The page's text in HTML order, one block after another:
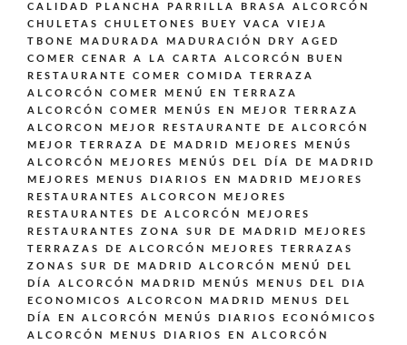
CALIDAD PLANCHA PARRILLA BRASA ALCORCÓN
CHULETAS CHULETONES BUEY VACA VIEJA
TBONE MADURADA MADURACIÓN DRY AGED
COMER CENAR A LA CARTA ALCORCÓN BUEN
RESTAURANTE
COMER COMIDA TERRAZA
ALCORCÓN
COMER MENÚ EN TERRAZA
ALCORCÓN
COMER MENÚS EN MEJOR TERRAZA
ALCORCON
MEJOR RESTAURANTE DE ALCORCÓN
MEJOR TERRAZA DE MADRID
MEJORES MENÚS
ALCORCÓN
MEJORES MENÚS DEL DÍA DE MADRID
MEJORES MENUS DIARIOS EN MADRID
MEJORES
RESTAURANTES ALCORCON
MEJORES
RESTAURANTES DE ALCORCÓN
MEJORES
RESTAURANTES ZONA SUR DE MADRID
MEJORES
TERRAZAS DE ALCORCÓN
MEJORES TERRAZAS
ZONAS SUR DE MADRID ALCORCÓN
MENÚ DEL
DÍA ALCORCÓN MADRID
MENÚS
MENUS DEL DIA
ECONOMICOS ALCORCON MADRID
MENUS DEL
DÍA EN ALCORCÓN
MENÚS DIARIOS ECONÓMICOS
ALCORCÓN
MENUS DIARIOS EN ALCORCÓN